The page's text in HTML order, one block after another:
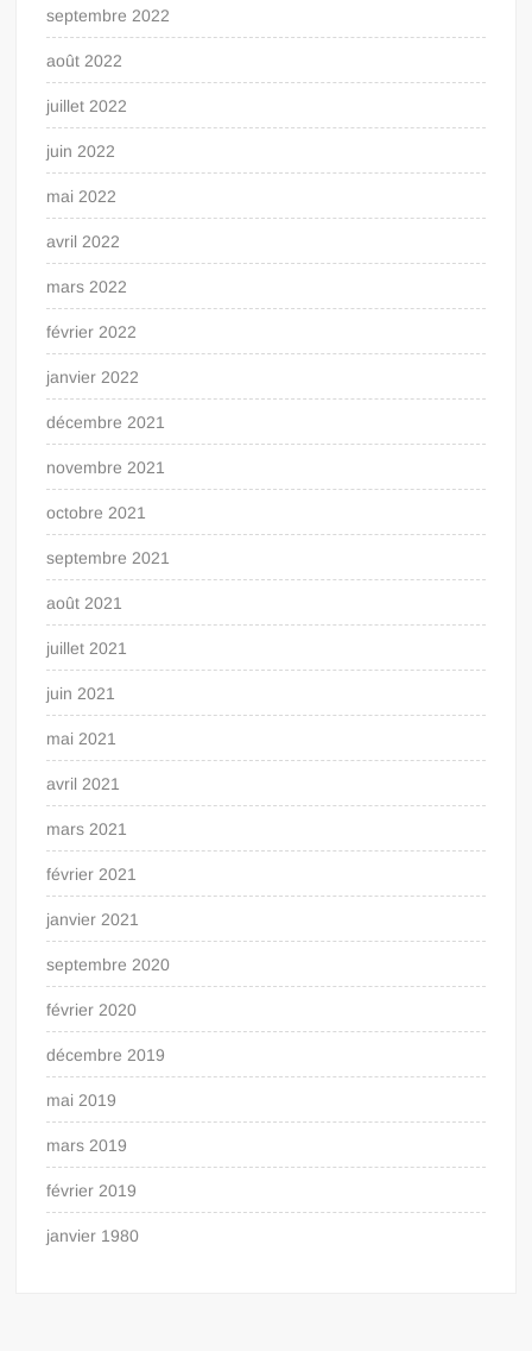
septembre 2022
août 2022
juillet 2022
juin 2022
mai 2022
avril 2022
mars 2022
février 2022
janvier 2022
décembre 2021
novembre 2021
octobre 2021
septembre 2021
août 2021
juillet 2021
juin 2021
mai 2021
avril 2021
mars 2021
février 2021
janvier 2021
septembre 2020
février 2020
décembre 2019
mai 2019
mars 2019
février 2019
janvier 1980